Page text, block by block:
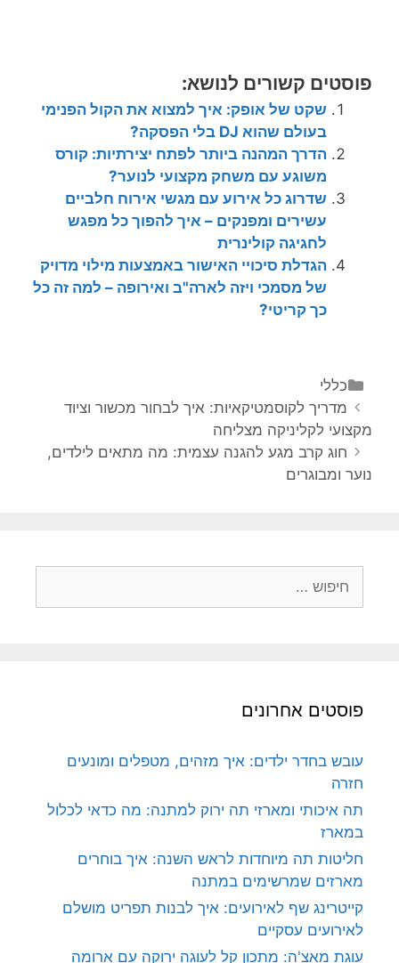
פוסטים קשורים לנושא:
שקט של אופק: איך למצוא את הקול הפנימי
בעולם שהוא DJ בלי הפסקה?
הדרך המהנה ביותר לפתח יצירתיות: קורס
משוגע עם משחק מקצועי לנוער?
שדרוג כל אירוע עם מגשי אירוח חלביים
עשירים ומפנקים – איך להפוך כל מפגש
לחגיגה קולינרית
הגדלת סיכויי האישור באמצעות מילוי מדויק
של מסמכי ויזה לארה"ב ואירופה – למה זה כל
כך קריטי?
קטגוריות
כללי
ניווט
פוסטים
מדריך לקוסמטיקאיות: איך לבחור מכשור וציוד
מקצועי לקליניקה מצליחה
חוג קרב מגע להגנה עצמית: מה מתאים לילדים,
נוער ומבוגרים
פוסטים אחרונים
עובש בחדר ילדים: איך מזהים, מטפלים ומונעים
חזרה
תה איכותי ומארזי תה ירוק למתנה: מה כדאי לכלול
במארז
חליטות תה מיוחדות לראש השנה: איך בוחרים
מארזים שמרשימים במתנה
קייטרינג שף לאירועים: איך לבנות תפריט מושלם
לאירועים עסקיים
עוגת מאצ'ה: מתכון קל לעוגה ירוקה עם ארומה